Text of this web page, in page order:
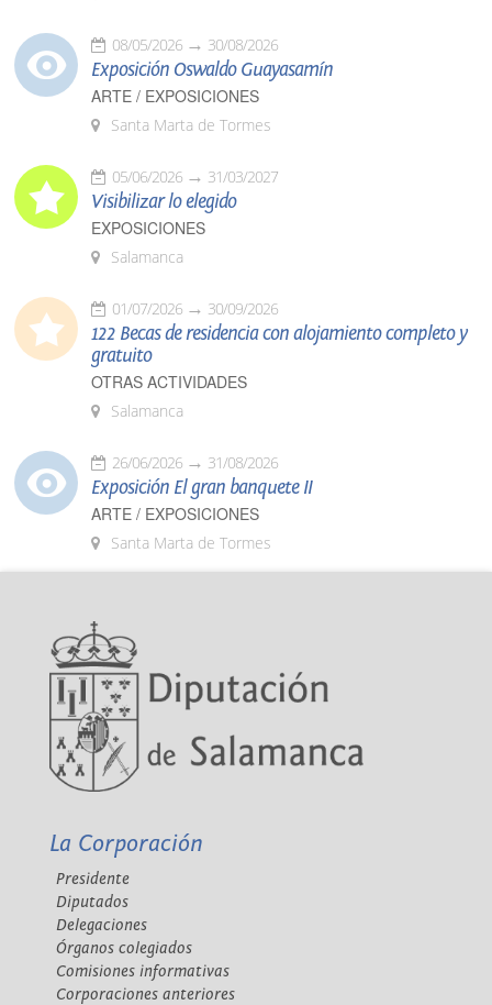
08/05/2026 30/08/2026
Exposición Oswaldo Guayasamín
ARTE / EXPOSICIONES
Santa Marta de Tormes
05/06/2026 31/03/2027
Visibilizar lo elegido
EXPOSICIONES
Salamanca
01/07/2026 30/09/2026
122 Becas de residencia con alojamiento completo y
gratuito
OTRAS ACTIVIDADES
Salamanca
26/06/2026 31/08/2026
Exposición El gran banquete II
ARTE / EXPOSICIONES
Santa Marta de Tormes
La Corporación
Presidente
Diputados
Delegaciones
Órganos colegiados
Comisiones informativas
Corporaciones anteriores